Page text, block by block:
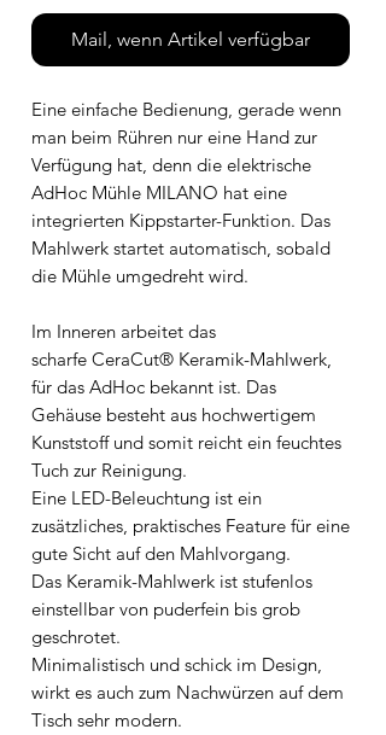
Mail, wenn Artikel verfügbar
Eine einfache Bedienung, gerade wenn
man beim Rühren nur eine Hand zur
Verfügung hat, denn die elektrische
AdHoc Mühle MILANO hat eine
integrierten Kippstarter-Funktion. Das
Mahlwerk startet automatisch, sobald
die Mühle umgedreht wird.
Im Inneren arbeitet das
scharfe CeraCut® Keramik-Mahlwerk,
für das AdHoc bekannt ist. Das
Gehäuse besteht aus hochwertigem
Kunststoff und somit reicht ein feuchtes
Tuch zur Reinigung.
Eine LED-Beleuchtung ist ein
zusätzliches, praktisches Feature für eine
gute Sicht auf den Mahlvorgang.
Das Keramik-Mahlwerk ist stufenlos
einstellbar von puderfein bis grob
geschrotet.
Minimalistisch und schick im Design,
wirkt es auch zum Nachwürzen auf dem
Tisch sehr modern.